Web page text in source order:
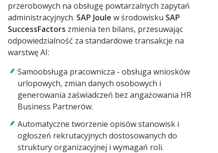
przerobowych na obsługę powtarzalnych zapytań
administracyjnych. SAP Joule w środowisku SAP
SuccessFactors zmienia ten bilans, przesuwając
odpowiedzialność za standardowe transakcje na
warstwę AI:
Samoobsługa pracownicza - obsługa wniosków
urlopowych, zmian danych osobowych i
generowania zaświadczeń bez angażowania HR
Business Partnerów.
Automatyczne tworzenie opisów stanowisk i
ogłoszeń rekrutacyjnych dostosowanych do
struktury organizacyjnej i wymagań roli.